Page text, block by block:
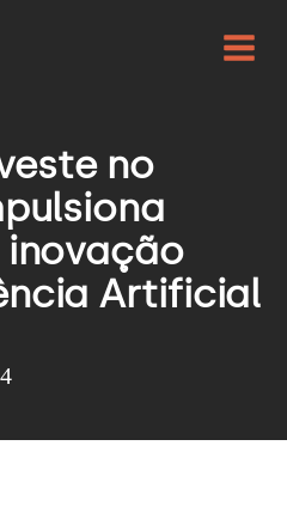
no
Artificial